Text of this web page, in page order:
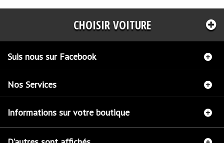
CHOISIR VOITURE
Suis nous sur Facebook
Nos Services
Informations sur votre boutique